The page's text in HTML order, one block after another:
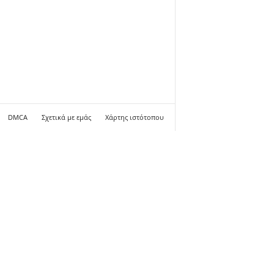
DMCA Σχετικά με εμάς Χάρτης ιστότοπου